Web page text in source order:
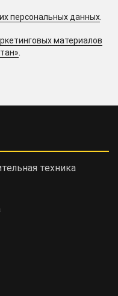
персональных данных.
материалов
.
техника